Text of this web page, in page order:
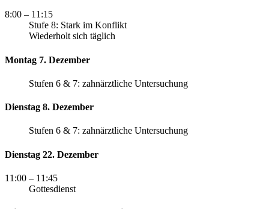
8:00 – 11:15
Stufe 8: Stark im Konflikt
Wiederholt sich täglich
Montag 7. Dezember
Stufen 6 & 7: zahnärztliche Untersuchung
Dienstag 8. Dezember
Stufen 6 & 7: zahnärztliche Untersuchung
Dienstag 22. Dezember
11:00 – 11:45
Gottesdienst